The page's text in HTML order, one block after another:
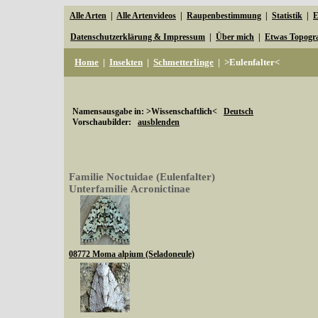
Alle Arten Alle Artenvideos Raupenbestimmung Statistik
Datenschutzerklärung & Impressum Über mich Etwas
Home | Insekten | Schmetterlinge | >Eulenfalter<
Namensausgabe in: >Wissenschaftlich< Deutsch
Vorschaubilder: ausblenden
Familie Noctuidae (Eulenfalter)
Unterfamilie Acronictinae
08772 Moma alpium (Seladoneule)